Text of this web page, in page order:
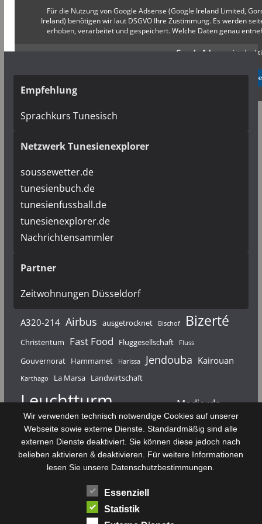
Für die Nutzung von Google Adsense (Google Ireland Limited,
Ireland) benötigen wir laut DSGVO Ihre Zustimmung. Es werden
erhoben, verarbeitet und gespeichert. Welche Daten genau
Google Adsense ist
✓ Erlauben
Empfehlung
Sprachkurs Tunesisch
Netzwerk Tunesienexplorer
soussewetter.de
tunesienbuch.de
tunesienfussball.de
tunesienexplorer.de
Nachrichtensammler
Partner
Zeitwohnungen Düsseldorf
A320-214 Airbus ausgetrocknet Bischof Bizerté
Christentum Fast Food Fluggesellschaft Fluss
Gouvernorat Hammamet Harissa Jendouba Kairouan
Karthago La Marsa Landwirtschaft
Leuchtturm Mahdia Majerda Medjerda
Monastir Médenine Nabeul Nouvelair Punier
Rundfunk Römer Salzsee Sebkha
Sfax Sidi Bou Said Souk El Arba Sousse
Stadt Tabarka Telekommunikation
Wir verwenden technisch notwendige Cookies auf unserer
Webseite sowie externe Dienste. Standardmäßig sind alle
externen Dienste deaktiviert. Sie können diese jedoch nach
belieben aktivieren & deaktivieren. Für weitere Informationen
lesen Sie unsere Datenschutzbestimmungen.
Essenziell
Statistik